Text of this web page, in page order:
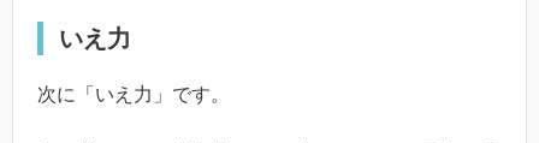
いえ力
次に「いえ力」です。